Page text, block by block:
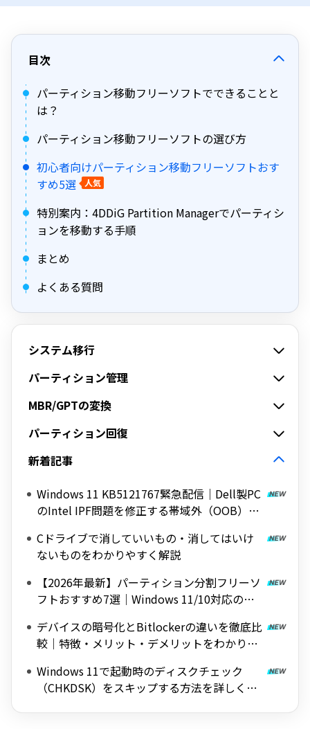
目次
パーティション移動フリーソフトでできることと
は？
パーティション移動フリーソフトの選び方
初心者向けパーティション移動フリーソフトおす
すめ5選
人気
特別案内：4DDiG Partition Managerでパーティシ
ョンを移動する手順
まとめ
よくある質問
システム移行
パーティション管理
MBR/GPTの変換
パーティション回復
新着記事
Windows 11 KB5121767緊急配信｜Dell製PC
のIntel IPF問題を修正する帯域外（OOB）ア
Cドライブで消していいもの・消してはいけ
ないものをわかりやすく解説
【2026年最新】パーティション分割フリーソ
フトおすすめ7選｜Windows 11/10対応の無
デバイスの暗号化とBitlockerの違いを徹底比
較｜特徴・メリット・デメリットをわかりや
Windows 11で起動時のディスクチェック
（CHKDSK）をスキップする方法を詳しく解